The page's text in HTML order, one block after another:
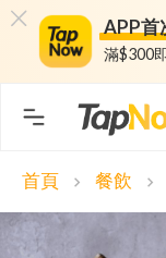
APP首
滿$300
首頁 chevron_right 餐飲 chevron_right